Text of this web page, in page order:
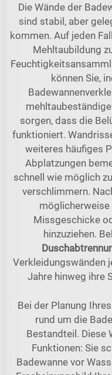
Die Wände der
sind stabil, aber
kommen. Auf jeden
Mehltaubildung
können Sie,
sorgen, dass die
funktioniert.
weiteres häufiges
Abplatzungen
schnell wie möglich
verschlimmern.
Missgeschicke
hinzuziehen.
Verkleidungswänden
Jahre hinweg ihre
Bei der Planung
rund um die
Bestandteil. Diese
Funktionen: Sie
Badewanne vor